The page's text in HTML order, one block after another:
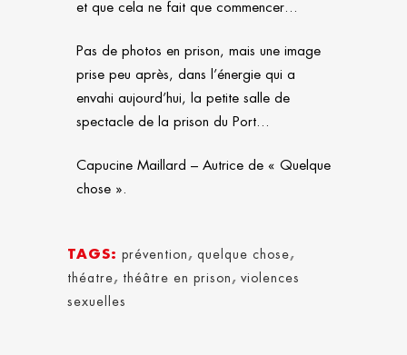
et que cela ne fait que commencer…
Pas de photos en prison, mais une image
prise peu après, dans l’énergie qui a
envahi aujourd’hui, la petite salle de
spectacle de la prison du Port…
Capucine Maillard – Autrice de « Quelque
chose ».
TAGS: prévention , quelque chose,
théatre, théâtre en prison , violences
sexuelles